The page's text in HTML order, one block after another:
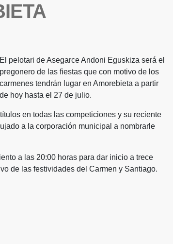
El pelotari de Asegarce Andoni Eguskiza será el
pregonero de las fiestas que con motivo de los
carmenes tendrán lugar en Amorebieta a partir
de hoy hasta el 27 de julio.
en todas las competiciones y su reciente
a la corporación municipal a nombrarle
a las 20:00 horas para dar inicio a trece
de las festividades del Carmen y Santiago.